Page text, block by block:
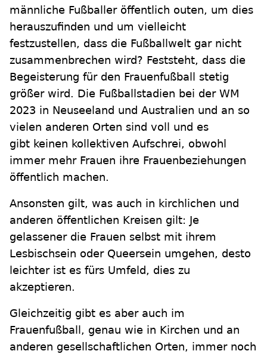
männliche Fußballer öffentlich outen, um dies
herauszufinden und um vielleicht
festzustellen, dass die Fußballwelt gar nicht
zusammenbrechen wird? Feststeht, dass die
Begeisterung für den Frauenfußball stetig
größer wird. Die Fußballstadien bei der WM
2023 in Neuseeland und Australien und an so
vielen anderen Orten sind voll und es
gibt keinen kollektiven Aufschrei, obwohl
immer mehr Frauen ihre Frauenbeziehungen
öffentlich machen.
Ansonsten gilt, was auch in kirchlichen und
anderen öffentlichen Kreisen gilt: Je
gelassener die Frauen selbst mit ihrem
Lesbischsein oder Queersein umgehen, desto
leichter ist es fürs Umfeld, dies zu
akzeptieren.
Gleichzeitig gibt es aber auch im
Frauenfußball, genau wie in Kirchen und an
anderen gesellschaftlichen Orten, immer noch